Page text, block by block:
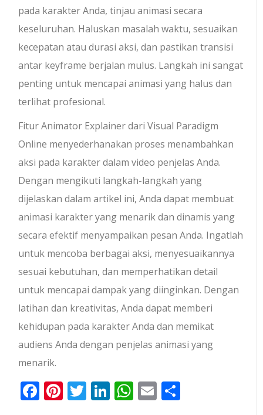
pada karakter Anda, tinjau animasi secara
keseluruhan. Haluskan masalah waktu, sesuaikan
kecepatan atau durasi aksi, dan pastikan transisi
antar keyframe berjalan mulus. Langkah ini sangat
penting untuk mencapai animasi yang halus dan
terlihat profesional.
Fitur Animator Explainer dari Visual Paradigm
Online menyederhanakan proses menambahkan
aksi pada karakter dalam video penjelas Anda.
Dengan mengikuti langkah-langkah yang
dijelaskan dalam artikel ini, Anda dapat membuat
animasi karakter yang menarik dan dinamis yang
secara efektif menyampaikan pesan Anda. Ingatlah
untuk mencoba berbagai aksi, menyesuaikannya
sesuai kebutuhan, dan memperhatikan detail
untuk mencapai dampak yang diinginkan. Dengan
latihan dan kreativitas, Anda dapat memberi
kehidupan pada karakter Anda dan memikat
audiens Anda dengan penjelas animasi yang
menarik.
Facebook
Pinterest
Twitter
LinkedIn
WhatsApp
Email